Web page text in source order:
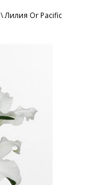
\ Лилия Or Pacific